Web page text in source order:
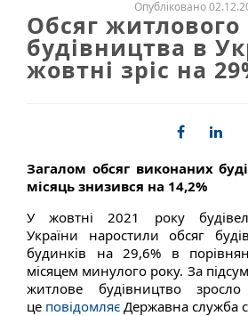
Опубліковано
Обсяг житлового
будівництва в
жовтні зріс на
Загалом обсяг виконаних
місяць знизився на 14,2%
У жовтні 2021 року
України наростили обсяг
будинків на 29,6% в
місяцем минулого року. За
житлове будівництво
це повідомляє Державна служба